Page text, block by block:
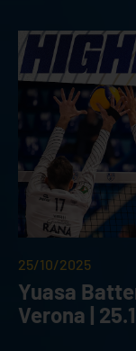
25/10/2025
Yuasa
Verona |